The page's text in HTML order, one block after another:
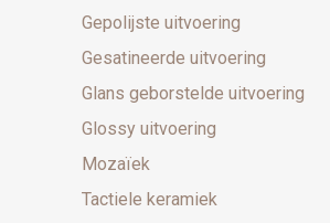
Gepolijste uitvoering
Gesatineerde uitvoering
Glans geborstelde uitvoering
Glossy uitvoering
Mozaïek
Tactiele keramiek